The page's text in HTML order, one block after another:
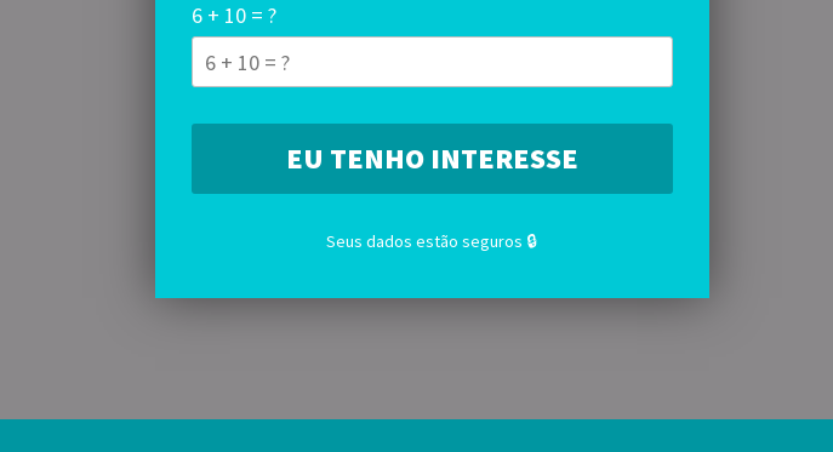
6 + 10 = ?
Seus dados estão seguros 🔒